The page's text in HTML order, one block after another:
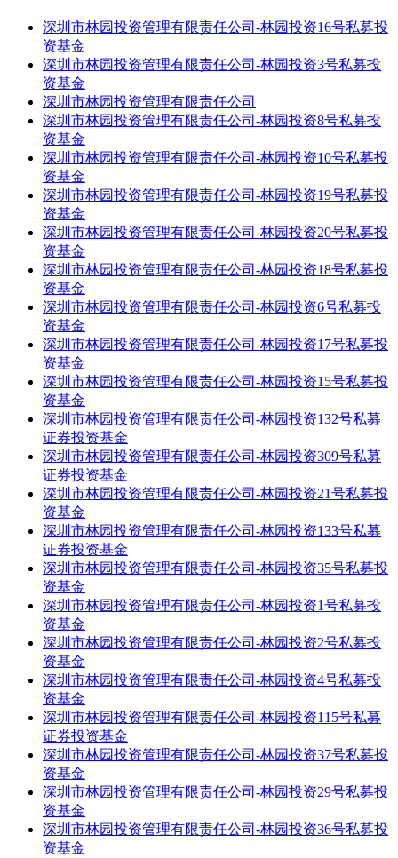
深圳市林园投资管理有限责任公司-林园投资16号私募投
资基金
深圳市林园投资管理有限责任公司-林园投资3号私募投
资基金
深圳市林园投资管理有限责任公司
深圳市林园投资管理有限责任公司-林园投资8号私募投
资基金
深圳市林园投资管理有限责任公司-林园投资10号私募投
资基金
深圳市林园投资管理有限责任公司-林园投资19号私募投
资基金
深圳市林园投资管理有限责任公司-林园投资20号私募投
资基金
深圳市林园投资管理有限责任公司-林园投资18号私募投
资基金
深圳市林园投资管理有限责任公司-林园投资6号私募投
资基金
深圳市林园投资管理有限责任公司-林园投资17号私募投
资基金
深圳市林园投资管理有限责任公司-林园投资15号私募投
资基金
深圳市林园投资管理有限责任公司-林园投资132号私募
证券投资基金
深圳市林园投资管理有限责任公司-林园投资309号私募
证券投资基金
深圳市林园投资管理有限责任公司-林园投资21号私募投
资基金
深圳市林园投资管理有限责任公司-林园投资133号私募
证券投资基金
深圳市林园投资管理有限责任公司-林园投资35号私募投
资基金
深圳市林园投资管理有限责任公司-林园投资1号私募投
资基金
深圳市林园投资管理有限责任公司-林园投资2号私募投
资基金
深圳市林园投资管理有限责任公司-林园投资4号私募投
资基金
深圳市林园投资管理有限责任公司-林园投资115号私募
证券投资基金
深圳市林园投资管理有限责任公司-林园投资37号私募投
资基金
深圳市林园投资管理有限责任公司-林园投资29号私募投
资基金
深圳市林园投资管理有限责任公司-林园投资36号私募投
资基金